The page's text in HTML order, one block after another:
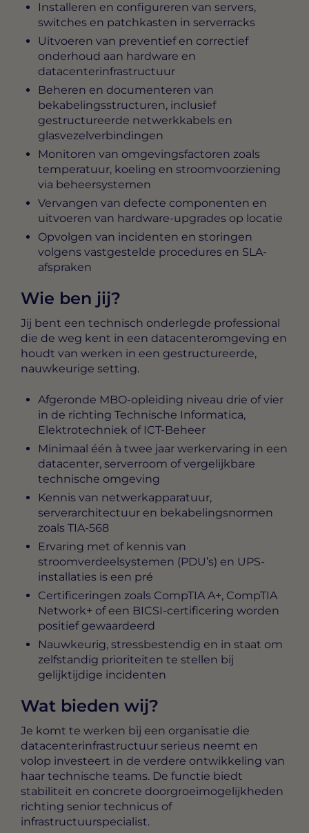
Installeren en configureren van servers,
switches en patchkasten in serverracks
Uitvoeren van preventief en correctief
onderhoud aan hardware en
datacenterinfrastructuur
Beheren en documenteren van
bekabelingsstructuren, inclusief
gestructureerde netwerkkabels en
glasvezelverbindingen
Monitoren van omgevingsfactoren zoals
temperatuur, koeling en stroomvoorziening
via beheersystemen
Vervangen van defecte componenten en
uitvoeren van hardware-upgrades op locatie
Opvolgen van incidenten en storingen
volgens vastgestelde procedures en SLA-
afspraken
Wie ben jij?
Jij bent een technisch onderlegde professional
die de weg kent in een datacenteromgeving en
houdt van werken in een gestructureerde,
nauwkeurige setting.
Afgeronde MBO-opleiding niveau drie of vier
in de richting Technische Informatica,
Elektrotechniek of ICT-Beheer
Minimaal één à twee jaar werkervaring in een
datacenter, serverroom of vergelijkbare
technische omgeving
Kennis van netwerkapparatuur,
serverarchitectuur en bekabelingsnormen
zoals TIA-568
Ervaring met of kennis van
stroomverdeelsystemen (PDU’s) en UPS-
installaties is een pré
Certificeringen zoals CompTIA A+, CompTIA
Network+ of een BICSI-certificering worden
positief gewaardeerd
Nauwkeurig, stressbestendig en in staat om
zelfstandig prioriteiten te stellen bij
gelijktijdige incidenten
Wat bieden wij?
Je komt te werken bij een organisatie die
datacenterinfrastructuur serieus neemt en
volop investeert in de verdere ontwikkeling van
haar technische teams. De functie biedt
stabiliteit en concrete doorgroeimogelijkheden
richting senior technicus of
infrastructuurspecialist.